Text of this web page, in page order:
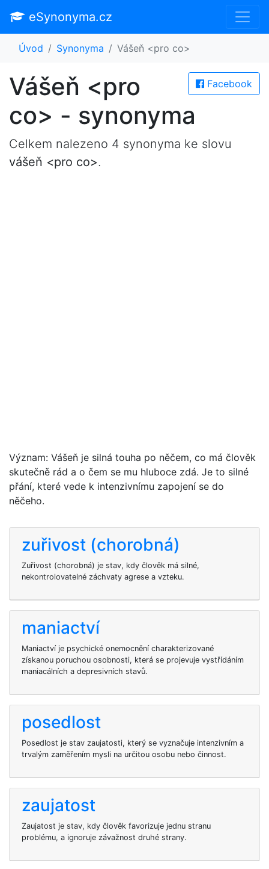
eSynonyma.cz
Úvod Synonyma Vášeň <pro co>
Facebook
Vášeň <pro
co> - synonyma
Celkem nalezeno 4 synonyma ke slovu
vášeň <pro co>.
Význam: Vášeň je silná touha po něčem, co má člověk
skutečně rád a o čem se mu hluboce zdá. Je to silné
přání, které vede k intenzivnímu zapojení se do
něčeho.
zuřivost (chorobná)
Zuřivost (chorobná) je stav, kdy člověk má silné,
nekontrolovatelné záchvaty agrese a vzteku.
maniactví
Maniactví je psychické onemocnění charakterizované
získanou poruchou osobnosti, která se projevuje vystřídáním
maniacálních a depresivních stavů.
posedlost
Posedlost je stav zaujatosti, který se vyznačuje intenzivním a
trvalým zaměřením mysli na určitou osobu nebo činnost.
zaujatost
Zaujatost je stav, kdy člověk favorizuje jednu stranu
problému, a ignoruje závažnost druhé strany.